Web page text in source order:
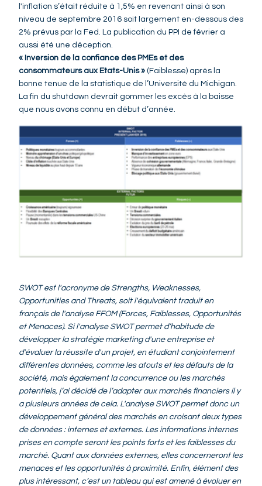
l'inflation s’était réduite à 1,5% en revenant ainsi à son
niveau de septembre 2016 soit largement en-dessous des
2% prévus par la Fed. La publication du PPI de février a
aussi été une déception.
« Inversion de la confiance des PMEs et des
consommateurs aux Etats-Unis » (Faiblesse) après la
bonne tenue de la statistique de l’Université du Michigan.
La fin du shutdown devrait gommer les excès à la baisse
que nous avons connu en début d’année.
SWOT est l'acronyme de Strengths, Weaknesses,
Opportunities and Threats, soit l'équivalent traduit en
français de l'analyse FFOM (Forces, Faiblesses, Opportunités
et Menaces). Si l'analyse SWOT permet d’habitude de
développer la stratégie marketing d'une entreprise et
d'évaluer la réussite d'un projet, en étudiant conjointement
différentes données, comme les atouts et les défauts de la
société, mais également la concurrence ou les marchés
potentiels, j’ai décidé de l’adapter aux marchés financiers il y
a plusieurs années de cela. L'analyse SWOT permet donc un
développement général des marchés en croisant deux types
de données : internes et externes. Les informations internes
prises en compte seront les points forts et les faiblesses du
marché. Quant aux données externes, elles concerneront les
menaces et les opportunités à proximité. Enfin, élément des
plus intéressant, c’est un tableau qui est amené à évoluer en